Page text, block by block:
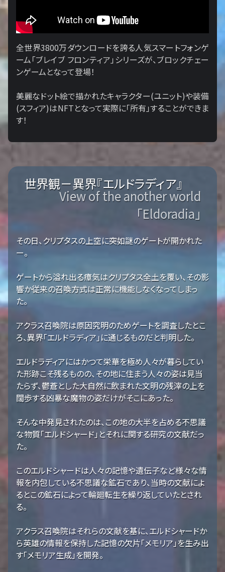
全世界3800万ダウンロードを誇る人気スマートフォンゲ
ーム「ブレイブ フロンティア」シリーズが、ブロックチェー
ンゲームとなって登場！
美麗なドット絵で描かれたキャラクター(ユニット)や装備
(スフィア)はNFTとなって実際に「所有」することができま
す！
世界観－異界『エルドラディア』
View of the another world
「Eldoradia」
その日、クリプタスの上空に突如謎のゲートが開かれた
ー。
ゲートから溢れ出る瘴気はクリプタス全土を覆い、その影
響か従来の召喚方式は正常に機能しなくなってしまっ
た。
アクラス召喚院は原因究明のためゲートを調査したとこ
ろ、異界「エルドラディア」に通じるものだと判明した。
エルドラディアにはかつて栄華を極め人々が暮らしてい
た形跡こそ残るものの、その地に住まう人々の姿は見当
たらず、鬱蒼とした大自然に飲まれた文明の残滓の上を
闊歩する凶暴な魔物の姿だけがそこにあった。
そんな中発見されたのは、この地の大半を占める不思議
な物質「エルドシャード」とそれに関する研究の文献だっ
た。
このエルドシャードは人々の記憶や遺伝子など様々な情
報を内包している不思議な鉱石であり、当時の文献によ
るとこの鉱石によって輪廻転生を繰り返していたとされ
る。
アクラス召喚院はそれらの文献を基に、エルドシャードか
ら英雄の情報を保持した記憶の欠片「メモリア」を生み出
す「メモリア生成」を開発。